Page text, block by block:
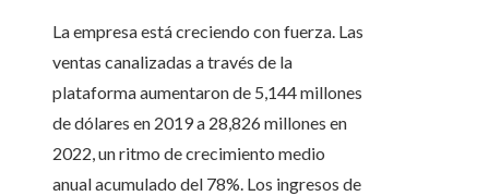
La empresa está creciendo con fuerza. Las
ventas canalizadas a través de la
plataforma aumentaron de 5,144 millones
de dólares en 2019 a 28,826 millones en
2022, un ritmo de crecimiento medio
anual acumulado del 78%. Los ingresos de